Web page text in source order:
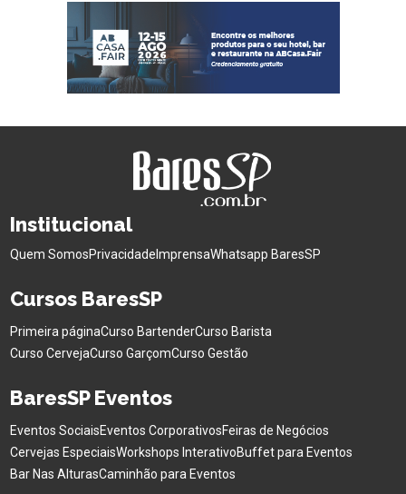
Institucional
Quem SomosPrivacidade ImprensaWhatsapp BaresSP
Cursos BaresSP
Primeira páginaCurso BartenderCurso Barista
Curso CervejaCurso GarçomCurso Gestão
BaresSP Eventos
Eventos SociaisEventos CorporativosFeiras de Negócios
Cervejas EspeciaisWorkshops InterativoBuffet para Eventos
Bar Nas AlturasCaminhão para Eventos